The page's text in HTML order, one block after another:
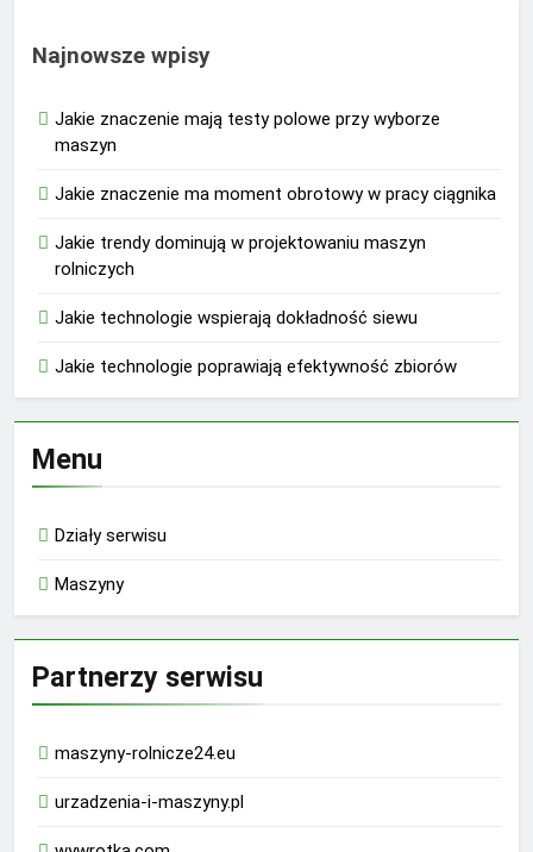
Najnowsze wpisy
Jakie znaczenie mają testy polowe przy wyborze
maszyn
Jakie znaczenie ma moment obrotowy w pracy ciągnika
Jakie trendy dominują w projektowaniu maszyn
rolniczych
Jakie technologie wspierają dokładność siewu
Jakie technologie poprawiają efektywność zbiorów
Menu
Działy serwisu
Maszyny
Partnerzy serwisu
maszyny-rolnicze24.eu
urzadzenia-i-maszyny.pl